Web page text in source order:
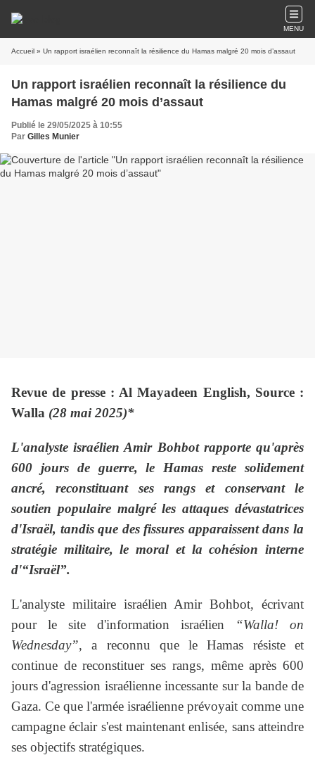
MENU
Accueil » Un rapport israélien reconnaît la résilience du Hamas malgré 20 mois d’assaut
Un rapport israélien reconnaît la résilience du
Hamas malgré 20 mois d’assaut
Publié le 29/05/2025 à 10:55
Par Gilles Munier
Revue de presse : Al Mayadeen English, Source :
Walla (28 mai 2025)*
L'analyste israélien Amir Bohbot rapporte qu'après
600 jours de guerre, le Hamas reste solidement
ancré, reconstituant ses rangs et conservant le
soutien populaire malgré les attaques dévastatrices
d'Israël, tandis que des fissures apparaissent dans la
stratégie militaire, le moral et la cohésion interne
d'“Israël”.
L'analyste militaire israélien Amir Bohbot, écrivant
pour le site d'information israélien “Walla! on
Wednesday”, a reconnu que le Hamas résiste et
continue de reconstituer ses rangs, même après 600
jours d'agression israélienne incessante sur la bande de
Gaza. Ce que l'armée israélienne prévoyait comme une
campagne éclair s'est maintenant enlisée, sans atteindre
ses objectifs stratégiques.